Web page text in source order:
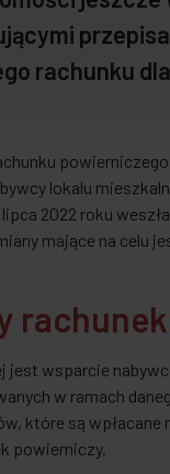
rachunku
lokalu
lipca 2022 roku
mające na celu
jest wsparcie
w ramach
które są
powierniczy.